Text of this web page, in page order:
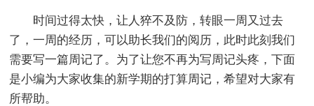
时间过得太快，让人猝不及防，转眼一周又过去
了，一周的经历，可以助长我们的阅历，此时此刻我们
需要写一篇周记了。为了让您不再为写周记头疼，下面
是小编为大家收集的新学期的打算周记，希望对大家有
所帮助。